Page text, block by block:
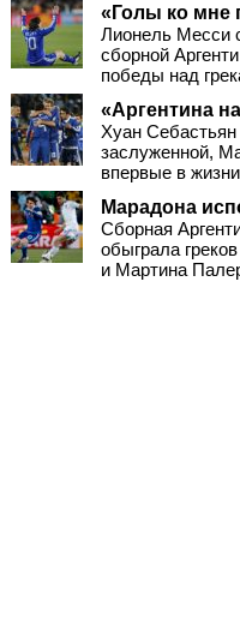
«Голы ко мне
Лионель Месси
сборной
победы над
«Аргентина
Хуан Себастьян
заслуженной,
впервые в
Марадона
Сборная
обыграла
и Мартина